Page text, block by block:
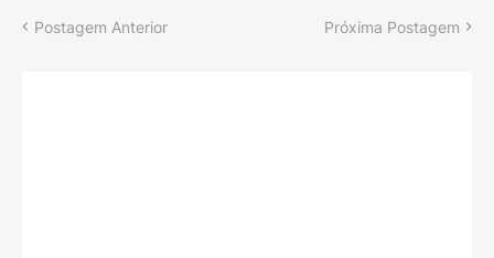
Postagem Anterior Próxima Postagem